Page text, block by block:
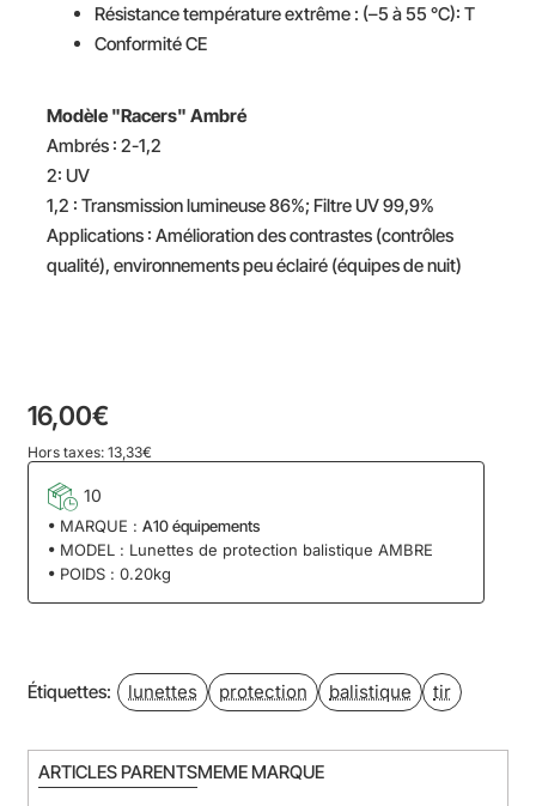
Résistance température extrême : (–5 à 55 °C): T
Conformité CE
Modèle "Racers" Ambré
Ambrés : 2-1,2
2: UV
1,2 : Transmission lumineuse 86%; Filtre UV 99,9%
Applications : Amélioration des contrastes (contrôles
qualité), environnements peu éclairé (équipes de nuit)
16,00€
Hors taxes: 13,33€
10
MARQUE : A10 équipements
MODEL : Lunettes de protection balistique AMBRE
POIDS : 0.20kg
Étiquettes: lunettes protection balistique tir
ARTICLES PARENTSMEME MARQUE